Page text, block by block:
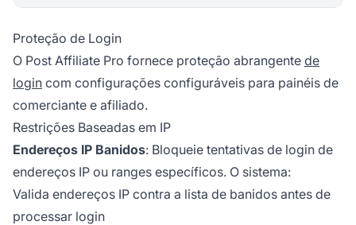
Proteção de Login
O Post Affiliate Pro fornece proteção abrangente de
login com configurações configuráveis para painéis de
comerciante e afiliado.
Restrições Baseadas em IP
Endereços IP Banidos: Bloqueie tentativas de login de
endereços IP ou ranges específicos. O sistema:
Valida endereços IP contra a lista de banidos antes de
processar login